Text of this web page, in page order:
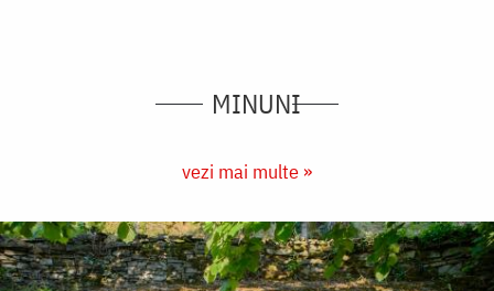
MINUNI
vezi mai multe »